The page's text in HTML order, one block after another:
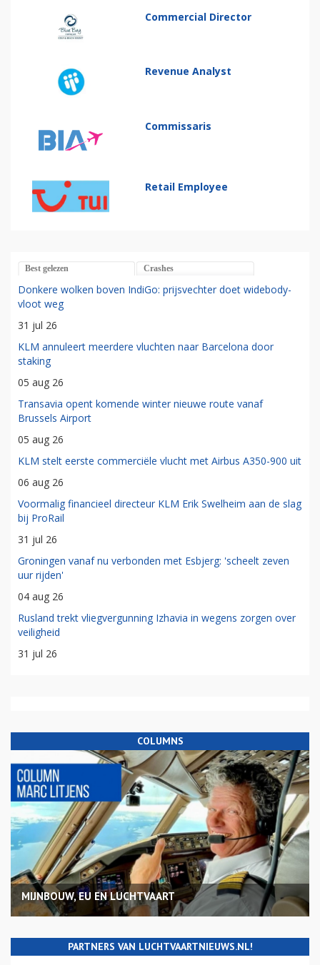
Commercial Director
Revenue Analyst
Commissaris
Retail Employee
Best gelezen Crashes
Donkere wolken boven IndiGo: prijsvechter doet widebody-
vloot weg
31 jul 26
KLM annuleert meerdere vluchten naar Barcelona door
staking
05 aug 26
Transavia opent komende winter nieuwe route vanaf
Brussels Airport
05 aug 26
KLM stelt eerste commerciële vlucht met Airbus A350-900 uit
06 aug 26
Voormalig financieel directeur KLM Erik Swelheim aan de slag
bij ProRail
31 jul 26
Groningen vanaf nu verbonden met Esbjerg: 'scheelt zeven
uur rijden'
04 aug 26
Rusland trekt vliegvergunning Izhavia in wegens zorgen over
veiligheid
31 jul 26
COLUMNS
MIJNBOUW, EU EN LUCHTVAART
PARTNERS VAN LUCHTVAARTNIEUWS.NL!